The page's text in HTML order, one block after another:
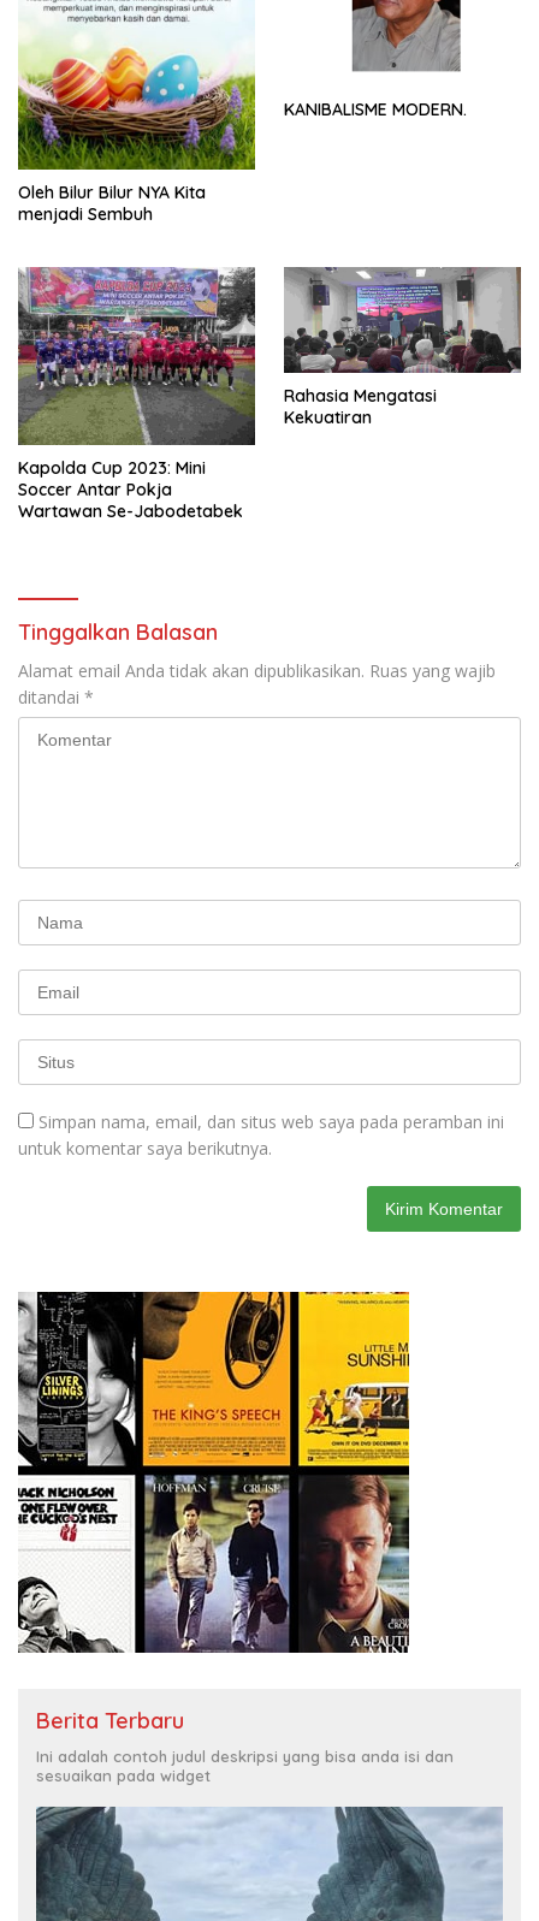
Oleh Bilur Bilur NYA Kita
menjadi Sembuh
KANIBALISME MODERN.
Kapolda Cup 2023: Mini
Soccer Antar Pokja
Wartawan Se-Jabodetabek
Rahasia Mengatasi
Kekuatiran
Tinggalkan Balasan
Alamat email Anda tidak akan dipublikasikan. Ruas yang wajib
ditandai *
Simpan nama, email, dan situs web saya pada peramban ini
untuk komentar saya berikutnya.
Berita Terbaru
Ini adalah contoh judul deskripsi yang bisa anda isi dan
sesuaikan pada widget